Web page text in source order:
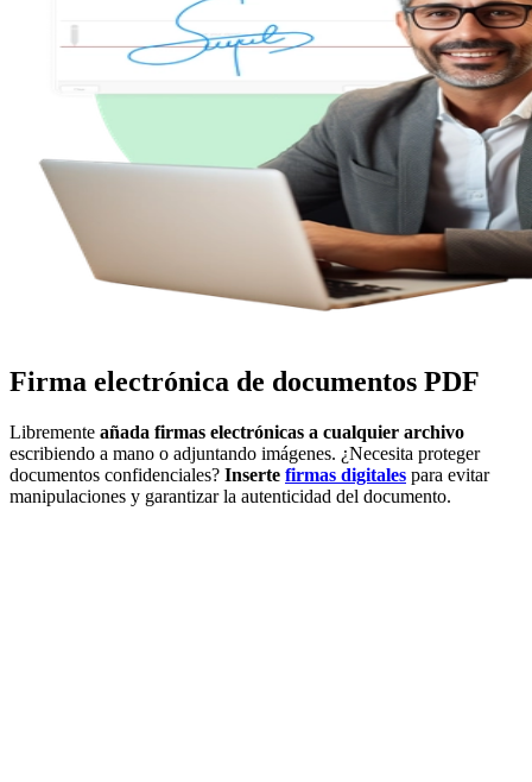
Firma electrónica de documentos PDF
Libremente añada firmas electrónicas a cualquier archivo
escribiendo a mano o adjuntando imágenes. ¿Necesita proteger
documentos confidenciales? Inserte firmas digitales para evitar
manipulaciones y garantizar la autenticidad del documento.